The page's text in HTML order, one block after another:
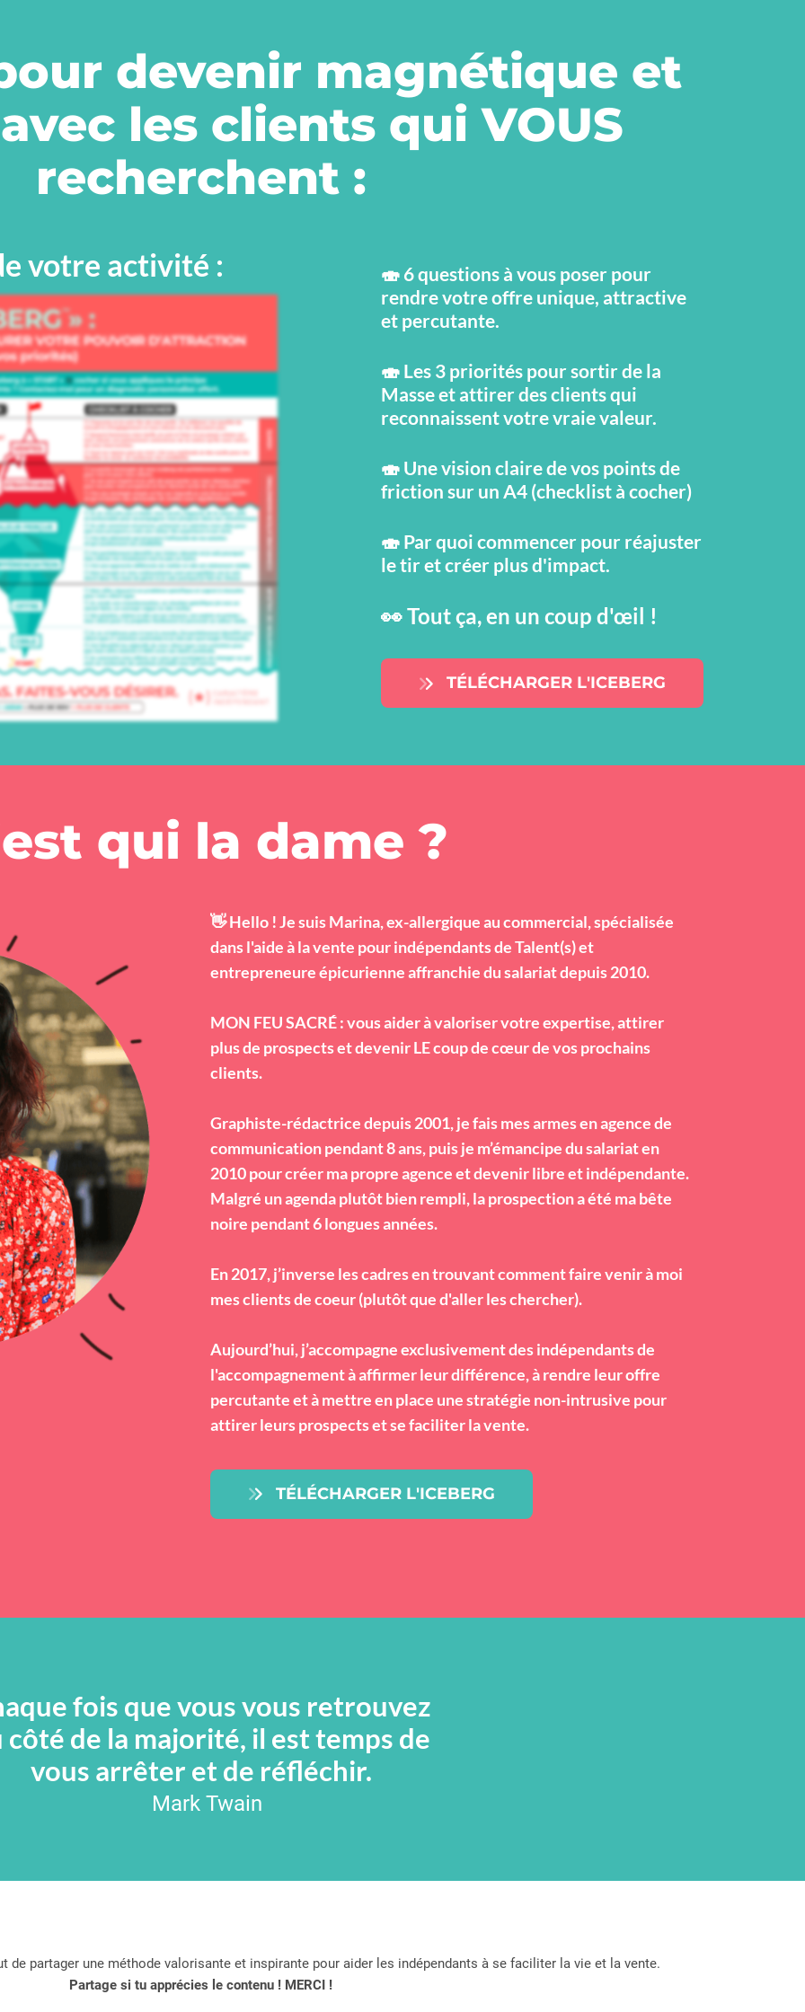
devenir magnétique et
les clients qui VOUS
recherchent :
votre activité :
🍣 6 questions à vous poser pour
rendre votre offre unique, attractive
et percutante.
🍣 Les 3 priorités pour sortir de la
Masse et attirer des clients qui
reconnaissent votre vraie valeur.
🍣 Une vision claire de vos points de
friction sur un A4 (checklist à cocher)
🍣 Par quoi commencer pour réajuster
le tir et créer plus d'impact.
👀 Tout ça, en un coup d'œil !
TÉLÉCHARGER L'ICEBERG
qui la dame ?
👋 Hello ! Je suis Marina, ex-allergique au commercial, spécialisée
dans l'aide à la vente pour indépendants de Talent(s) et
entrepreneure épicurienne affranchie du salariat depuis 2010.
MON FEU SACRÉ : vous aider à valoriser votre expertise, attirer
plus de prospects et devenir LE coup de cœur de vos prochains
clients.
Graphiste-rédactrice depuis 2001, je fais mes armes en agence de
communication pendant 8 ans, puis je m’émancipe du salariat en
2010 pour créer ma propre agence et devenir libre et indépendante.
Malgré un agenda plutôt bien rempli, la prospection a été ma bête
noire pendant 6 longues années.
En 2017, j’inverse les cadres en trouvant comment faire venir à moi
mes clients de coeur (plutôt que d'aller les chercher).
Aujourd’hui, j’accompagne exclusivement des indépendants de
l'accompagnement à affirmer leur différence, à rendre leur offre
percutante et à mettre en place une stratégie non-intrusive pour
attirer leurs prospects et se faciliter la vente.
TÉLÉCHARGER L'ICEBERG
fois que vous vous retrouvez
côté de la majorité, il est temps de
vous arrêter et de réfléchir.
Mark Twain
de partager une méthode valorisante et inspirante pour aider les indépendants à se faciliter la vie et la vente.
Partage si tu apprécies le contenu ! MERCI !